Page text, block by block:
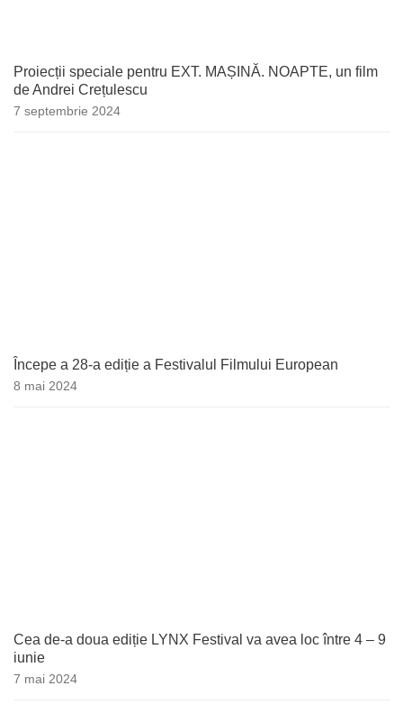
Proiecții speciale pentru EXT. MAȘINĂ. NOAPTE, un film
de Andrei Crețulescu
7 septembrie 2024
Începe a 28-a ediție a Festivalul Filmului European
8 mai 2024
Cea de-a doua ediție LYNX Festival va avea loc între 4 – 9
iunie
7 mai 2024